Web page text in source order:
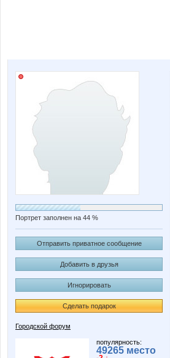
Портрет заполнен на 44 %
Отправить приватное сообщение
Добавить в друзья
Игнорировать
Сделать подарок
Городской форум
популярность:
49265 место